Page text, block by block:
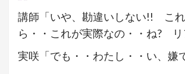
講師「いや、勘違いしない!! こ
ら・・これが実際なの・・ね? リ
実咲「でも・・わたし・・い、嫌